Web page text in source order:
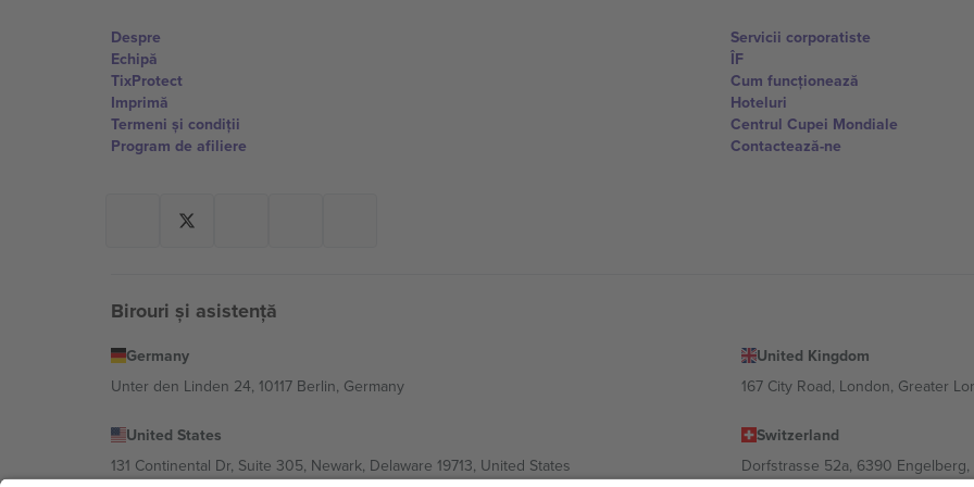
Despre
Echipă
TixProtect
Imprimă
Termeni și condiții
Program de afiliere
Servicii corporatiste
ÎF
Cum funcționează
Hoteluri
Centrul Cupei Mondiale
Contactează-ne
Birouri și asistență
Germany
Unter den Linden 24, 10117 Berlin, Germany
United Kingdom
167 City Road, London, Greater
United States
131 Continental Dr, Suite 305, Newark, Delaware 19713, United States
Switzerland
Dorfstrasse 52a, 6390 Engelberg,